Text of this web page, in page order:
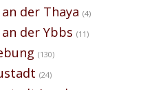
der Thaya (4)
der Ybbs (11)
(130)
(24)